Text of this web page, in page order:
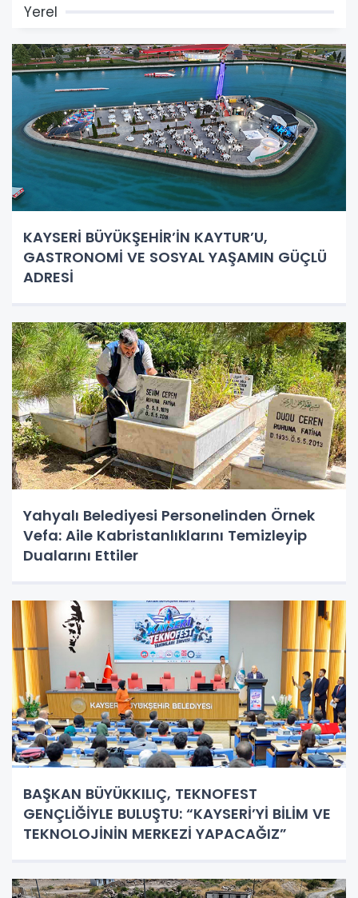
Yerel
KAYSERİ BÜYÜKŞEHİR’İN KAYTUR’U,
GASTRONOMİ VE SOSYAL YAŞAMIN GÜÇLÜ
ADRESİ
Yahyalı Belediyesi Personelinden Örnek
Vefa: Aile Kabristanlıklarını Temizleyip
Dualarını Ettiler
BAŞKAN BÜYÜKKILIÇ, TEKNOFEST
GENÇLİĞİYLE BULUŞTU: “KAYSERİ’Yİ BİLİM VE
TEKNOLOJİNİN MERKEZİ YAPACAĞIZ”